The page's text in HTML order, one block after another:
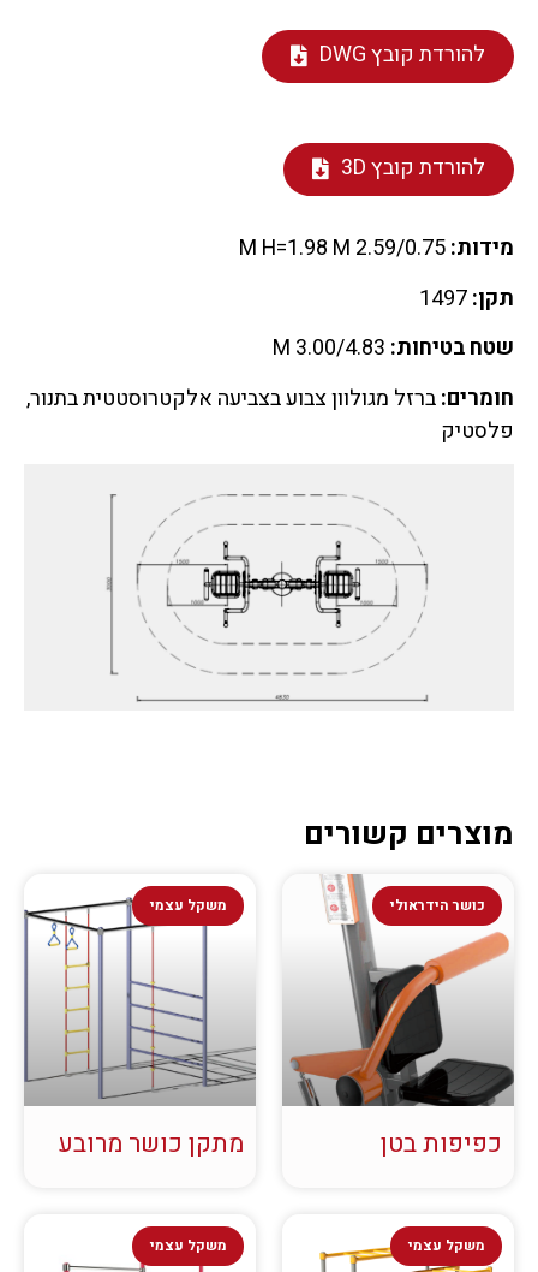
להורדת קובץ DWG
להורדת קובץ 3D
מידות:
תקן:
שטח בטיחות:
חומרים:ברזל מגולוון צבוע בצביעה אלקטרוסטטית בתנור,
פלסטיק
מוצרים קשורים
כושר הידראולי
כפיפות בטן
משקל עצמי
מתקן כושר מרובע
משקל עצמי משקל עצמי